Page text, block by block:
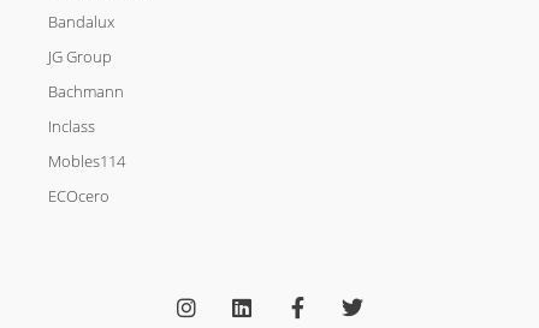
Bandalux
JG Group
Bachmann
Inclass
Mobles114
ECOcero
s
t
n
k
c
e
i
t